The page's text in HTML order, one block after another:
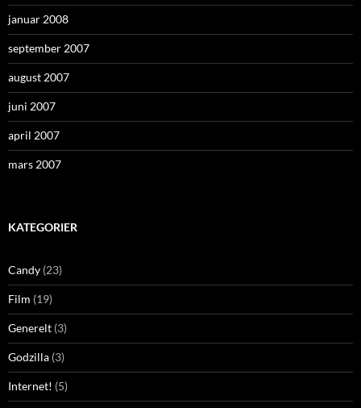
januar 2008
september 2007
august 2007
juni 2007
april 2007
mars 2007
KATEGORIER
Candy (23)
Film (19)
Generelt (3)
Godzilla (3)
Internet! (5)